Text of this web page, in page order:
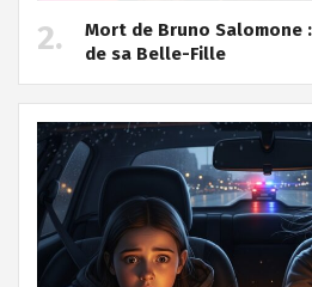
Mort de Bruno Salomone
de sa Belle-Fille